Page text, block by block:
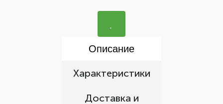
Описание
Характеристики
Доставка и